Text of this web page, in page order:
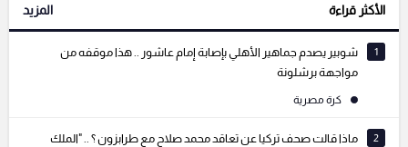
التعليقات السابقة
الأكثر قراءة المزيد
1
شوبير يصدم جماهير الأهلي بإصابة إمام عاشور .. هذا موقفه من
مواجهة برشلونة
كرة مصرية
2
ماذا قالت صحف تركيا عن تعاقد محمد صلاح مع طرابزون ؟ .. "الملك